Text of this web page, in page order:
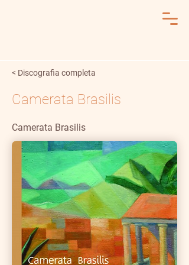
< Discografia completa
Camerata Brasilis
Camerata Brasilis